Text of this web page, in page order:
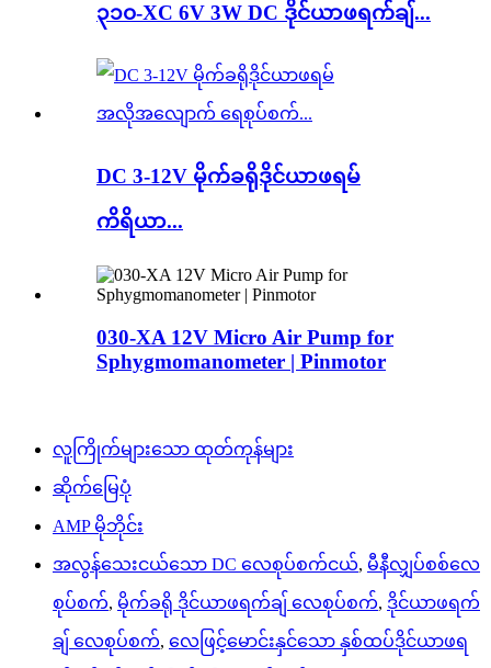
၃၁၀-XC 6V 3W DC ဒိုင်ယာဖရက်ချ်...
DC 3-12V မိုက်ခရိုဒိုင်ယာဖရမ်
ကိရိယာ...
030-XA 12V Micro Air Pump for
Sphygmomanometer | Pinmotor
လူကြိုက်များသော ထုတ်ကုန်များ
ဆိုက်မြေပုံ
AMP မိုဘိုင်း
အလွန်သေးငယ်သော DC လေစုပ်စက်ငယ်, မီနီလျှပ်စစ်လေ
စုပ်စက်, မိုက်ခရို ဒိုင်ယာဖရက်ချ် လေစုပ်စက်, ဒိုင်ယာဖရက်
ချ် လေစုပ်စက်, လေဖြင့်မောင်းနှင်သော နှစ်ထပ်ဒိုင်ယာဖရ